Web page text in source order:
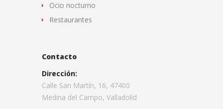
Ocio nocturno
Restaurantes
Contacto
Dirección:
Calle San Martín, 16, 47400
Medina del Campo, Valladolid